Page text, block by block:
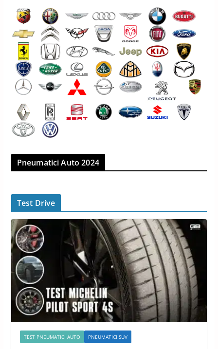
Pneumatici Auto 2024
Test Drive
TEST PNEUMATICI AUTO PNEUMATICI SUV